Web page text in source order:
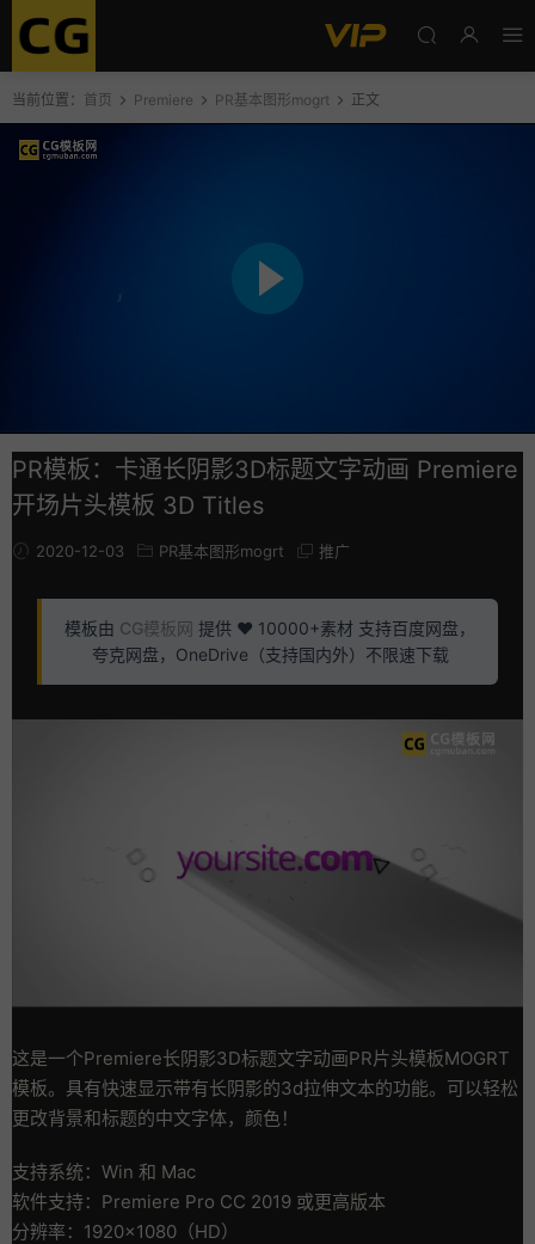
当前位置： 首页 Premiere PR基本图形mogrt 正文
PR模板：卡通长阴影3D标题文字动画 Premiere
开场片头模板 3D Titles
2020-12-03 PR基本图形mogrt 推广
模板由 CG模板网 提供 ❤️ 10000+素材 支持百度网盘，
夸克网盘，OneDrive（支持国内外）不限速下载
这是一个Premiere长阴影3D标题文字动画PR片头模板MOGRT
模板。具有快速显示带有长阴影的3d拉伸文本的功能。可以轻松
更改背景和标题的中文字体，颜色！
支持系统：Win 和 Mac
软件支持：Premiere Pro CC 2019 或更高版本
分辨率：1920×1080（HD）